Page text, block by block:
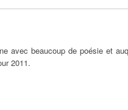
avec beaucoup de poésie et
2011.